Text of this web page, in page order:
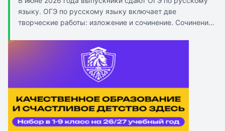
языку. ОГЭ по русскому языку включает две
творческие работы: изложение и сочинение. Сочинение
аргумента из текста и 1 из жизни. Максимальный балл
за сочинение - 2. Грамотность и фактическая точность
также оцениваются. Для успешной подготовки к ОГЭ
рекомендуется прочитать все сочинения из сборника Р.
Дощинского и использовать сайты с готовыми
вариантами сочинений.